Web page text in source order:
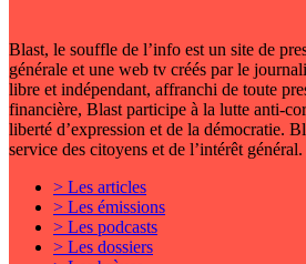
Blast, le souffle de l’info est un site de
générale et une web tv créés par le
libre et indépendant, affranchi de toute
financière, Blast participe à la lutte anti-
liberté d’expression et de la démocratie.
service des citoyens et de l’intérêt général.
> Les articles
> Les émissions
> Les podcasts
> Les dossiers